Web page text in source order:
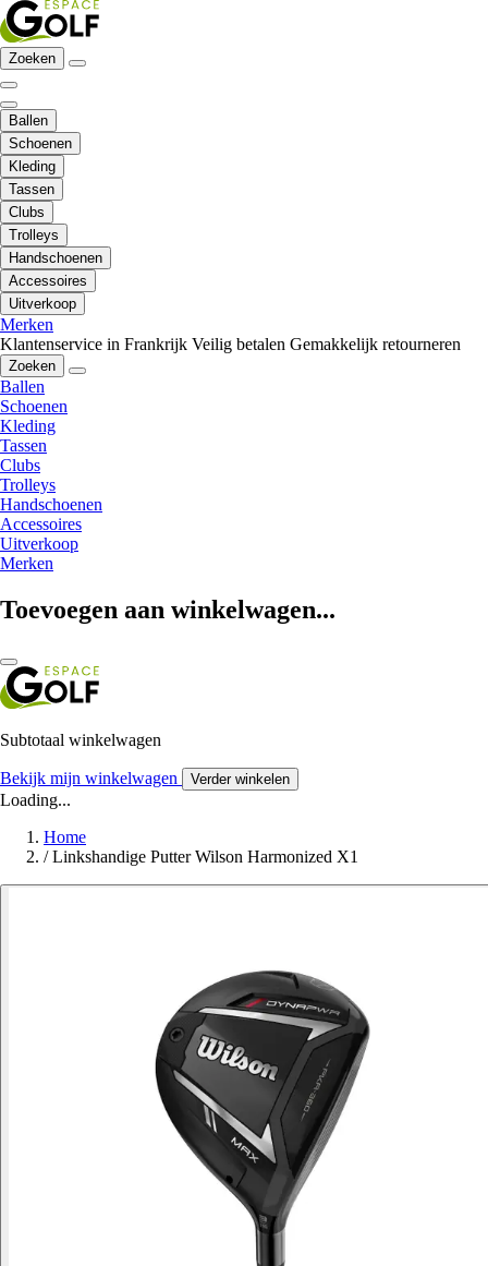
Zoeken
Ballen
Schoenen
Kleding
Tassen
Clubs
Trolleys
Handschoenen
Accessoires
Uitverkoop
Merken
Klantenservice in Frankrijk Veilig betalen Gemakkelijk retourneren
Zoeken
Ballen
Schoenen
Kleding
Tassen
Clubs
Trolleys
Handschoenen
Accessoires
Uitverkoop
Merken
Toevoegen aan winkelwagen...
Subtotaal winkelwagen
Bekijk mijn winkelwagen Verder winkelen
Loading...
Home
/ Linkshandige Putter Wilson Harmonized X1